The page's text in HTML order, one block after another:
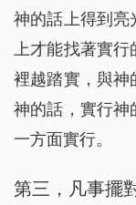
神的話上得到亮
上才能找著實
裡越踏實，與神
神的話，實行神
一方面實行。
第三，凡事擺